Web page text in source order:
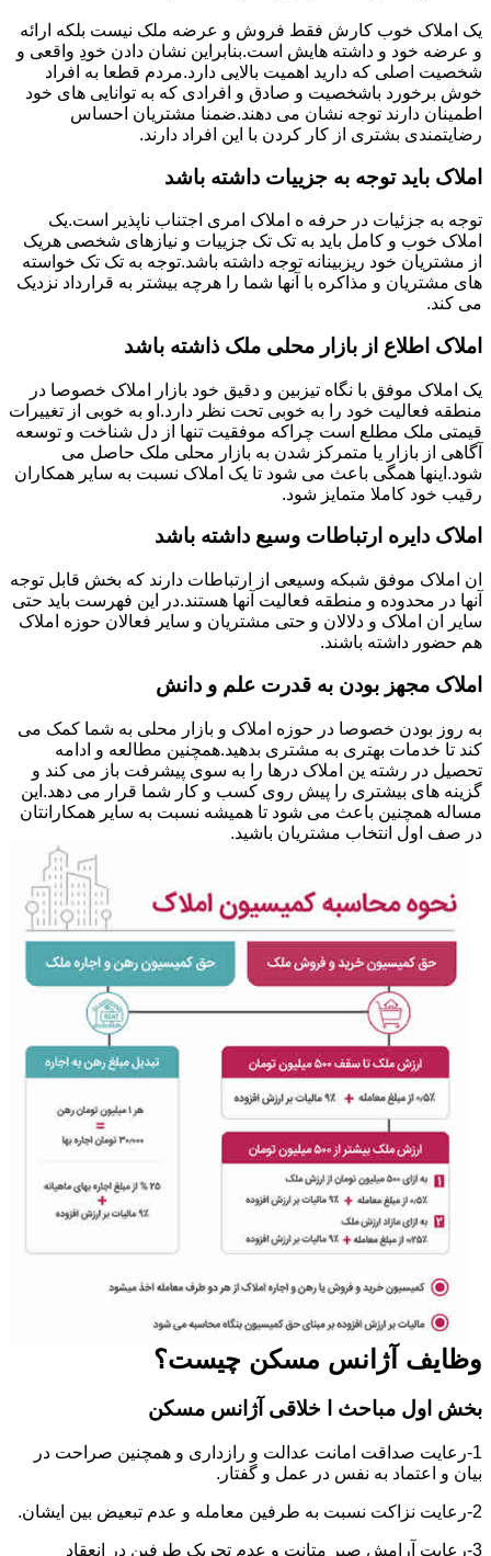
یک املاک خوب کارش فقط فروش و عرضه ملک نیست بلکه ارائه
و عرضه خود و داشته هایش است.بنابراین نشان دادن خودِ واقعی و
شخصیت اصلی که دارید اهمیت بالایی دارد.مردم قطعا به افراد
خوش برخورد باشخصیت و صادق و افرادی که به توانایی های خود
اطمینان دارند توجه نشان می دهند.ضمنا مشتریان احساس
رضایتمندی بشتری از کار کردن با این افراد دارند.
املاک باید توجه به جزییات داشته باشد
توجه به جزئیات در حرفه ه املاک امری اجتناب ناپذیر است.یک
املاک خوب و کامل باید به تک تک جزییات و نیازهای شخصی هریک
از مشتریان خود ریزبینانه توجه داشته باشد.توجه به تک تک خواسته
های مشتریان و مذاکره با آنها شما را هرچه بیشتر به قرارداد نزدیک
می کند.
املاک اطلاع از بازار محلی ملک ذاشته باشد
یک املاک موفق با نگاه تیزبین و دقیق خود بازار املاک خصوصا در
منطقه فعالیت خود را به خوبی تحت نظر دارد.او به خوبی از تغییرات
قیمتی ملک مطلع است چراکه موفقیت تنها از دل شناخت و توسعه
آگاهی از بازار یا متمرکز شدن به بازار محلی ملک حاصل می
شود.اینها همگی باعث می شود تا یک املاک نسبت به سایر همکاران
رقیب خود کاملا متمایز شود.
املاک دایره ارتباطات وسیع داشته باشد
ان املاک موفق شبکه وسیعی از ارتباطات دارند که بخش قابل توجه
آنها در محدوده و منطقه فعالیت آنها هستند.در این فهرست باید حتی
سایر ان املاک و دلالان و حتی مشتریان و سایر فعالان حوزه املاک
هم حضور داشته باشند.
املاک مجهز بودن به قدرت علم و دانش
به روز بودن خصوصا در حوزه املاک و بازار محلی به شما کمک می
کند تا خدمات بهتری به مشتری بدهید.همچنین مطالعه و ادامه
تحصیل در رشته ین املاک درها را به سوی پیشرفت باز می کند و
گزینه های بیشتری را پیش روی کسب و کار شما قرار می دهد.این
مساله همچنین باعث می شود تا همیشه نسبت به سایر همکارانتان
در صف اول انتخاب مشتریان باشید.
وظایف آژانس مسکن چیست؟
بخش اول مباحث ا خلاقی آژانس مسکن
1-رعایت صداقت امانت عدالت و رازداری و همچنین صراحت در
بیان و اعتماد به نفس در عمل و گفتار.
2-رعایت نزاکت نسبت به طرفین معامله و عدم تبعیض بین ایشان.
3-رعایت آرامش صبر متانت و عدم تحریک طرفین در انعقاد